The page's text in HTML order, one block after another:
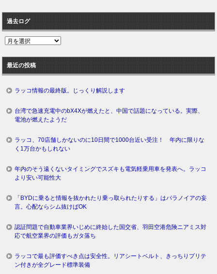
過去ログ
過
ロ
グ
最近の投稿
ラッコ情報の最終版。じっくり解説します
台湾で急速充電中のbX4Xが燃えたと、中国で話題になっている。実際、
電池が燃えたようだ
ラッコ、70店舗しかないのに10日間で1000台近い受注！ 年内に限りな
く1万台かもしれない
年内のそう遠くないタイミングでスズキも電気軽乗用車を発表へ。ラッコ
より安い可能性大
「BYDに乗ると情報を抜かれたり乗っ取られたりする」はパラノイアの妄
言。心配ならシム抜けばOK
認証問題で自動車業界いじめに終始した国交省、羽田空港危険ニアミス対
応で航空業界の評価もガタ落ち
ラッコで最も評価すべき点は安全性。リアシートベルト、きっちりプリテ
ン付きが全グレード標準装備